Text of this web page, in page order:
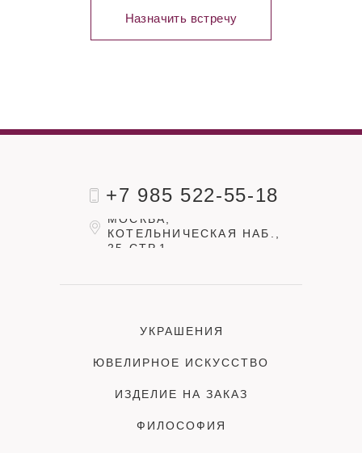
Назначить встречу
+7 985 522-55-18
УКРАШЕНИЯ
ЮВЕЛИРНОЕ ИСКУССТВО
ИЗДЕЛИЕ НА ЗАКАЗ
ФИЛОСОФИЯ
МОСКВА,
КОТЕЛЬНИЧЕСКАЯ НАБ.,
25 СТР.1